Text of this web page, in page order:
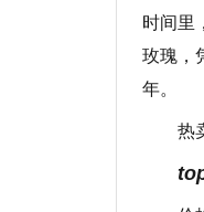
时间里
玫瑰，
年。
热